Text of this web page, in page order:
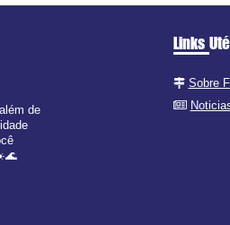
de
Links
Sobre